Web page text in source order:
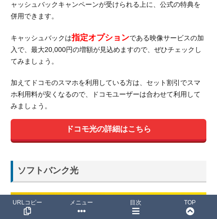
ャッシュバックキャンペーンが受けられる上に、公式の特典を
併用できます。
キャッシュバックは指定オプションである映像サービスの加
入で、最大20,000円の増額が見込めますので、ぜひチェックし
てみましょう。
加えてドコモのスマホを利用している方は、セット割引でスマ
ホ利用料が安くなるので、ドコモユーザーは合わせて利用して
みましょう。
ドコモ光の詳細はこちら
ソフトバンク光
URLコピー メニュー 目次 TOP